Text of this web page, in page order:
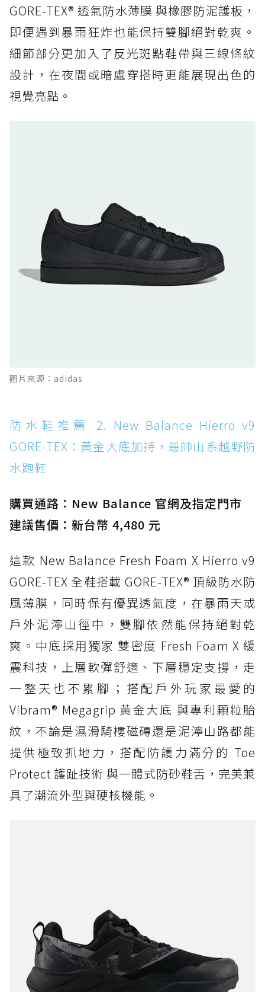
復刻厚底，GORE-TEX 防水與增高神器一次滿
防水鞋推薦 7. Timberland Motion Access：
黃靴同級頂級防水，輕量化工裝健走鞋雨天必備
防水鞋推薦 7. Timberland Motion Access：
黃靴同級頂級防水，輕量化工裝健走鞋雨天必備
防水鞋推薦 10. PUMA Voyage NITRO™ 4
GORE-TEX：氮氣中底注入，回彈與防滑兼具的
全天候越野跑鞋
防水鞋推薦 11. On Cloudhorizon 2 WP：腳
感軟彈、搭載 Missiongrip™ 的防水輕越野鞋
Boot：馬汀首款雨靴登場，經典八孔加上全防
防水鞋推薦 14. SKECHERS BADGER
WATERPROOF：一踩即穿懶人神器！搭載固特
異大底與全防水厚底健走鞋
防水鞋推薦 15. Brooks Cascadia 19 GTX：注
GORE-TEX® 透氣防水薄膜 與橡膠防泥護板，
即便遇到暴雨狂炸也能保持雙腳絕對乾爽。
細節部分更加入了反光斑點鞋帶與三線條紋
設計，在夜間或暗處穿搭時更能展現出色的
視覺亮點。
圖片來源：adidas
防水鞋推薦 2. New Balance Hierro v9
GORE-TEX：黃金大底加持，最帥山系越野防
水跑鞋
購買通路：New Balance 官網及指定門市
建議售價：新台幣 4,480 元
這款 New Balance Fresh Foam X Hierro v9
GORE-TEX 全鞋搭載 GORE-TEX® 頂級防水防
風薄膜，同時保有優異透氣度，在暴雨天或
戶外泥濘山徑中，雙腳依然能保持絕對乾
爽。中底採用獨家 雙密度 Fresh Foam X 緩
震科技，上層軟彈舒適、下層穩定支撐，走
一整天也不累腳；搭配戶外玩家最愛的
Vibram® Megagrip 黃金大底 與專利顆粒胎
紋，不論是濕滑騎樓磁磚還是泥濘山路都能
提供極致抓地力，搭配防護力滿分的 Toe
Protect 護趾技術 與一體式防砂鞋舌，完美兼
具了潮流外型與硬核機能。